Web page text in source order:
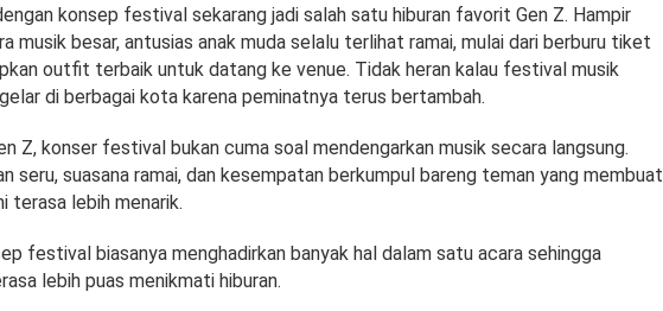
konsep festival sekarang jadi salah satu hiburan favorit Gen Z. Hampir
musik besar, antusias anak muda selalu terlihat ramai, mulai dari berburu tiket
outfit terbaik untuk datang ke venue. Tidak heran kalau festival musik
di berbagai kota karena peminatnya terus bertambah.
Z, konser festival bukan cuma soal mendengarkan musik secara langsung.
seru, suasana ramai, dan kesempatan berkumpul bareng teman yang membuat
terasa lebih menarik.
festival biasanya menghadirkan banyak hal dalam satu acara sehingga
lebih puas menikmati hiburan.